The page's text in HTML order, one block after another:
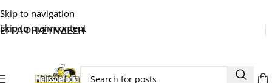
Skip to navigation
Skip to main content
ΕΓΓΑΦΗ/ΣΥΝΔΕΣΗ